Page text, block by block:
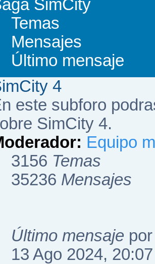
SimCity
Temas
Mensajes
Último mensaje
4
este subforo
SimCity 4.
Equipo
3156 Temas
35236 Mensajes
Último mensaje
13 Ago 2024, 20:07